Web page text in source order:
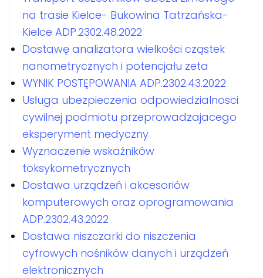
na trasie Kielce- Bukowina Tatrzańska-
Kielce ADP.2302.48.2022
Dostawę analizatora wielkości cząstek
nanometrycznych i potencjału zeta
WYNIK POSTĘPOWANIA ADP.2302.43.2022
Usługa ubezpieczenia odpowiedzialnosci
cywilnej podmiotu przeprowadzajacego
eksperyment medyczny
Wyznaczenie wskaźników
toksykometrycznych
Dostawa urządzeń i akcesoriów
komputerowych oraz oprogramowania
ADP.2302.43.2022
Dostawa niszczarki do niszczenia
cyfrowych nośników danych i urządzeń
elektronicznych